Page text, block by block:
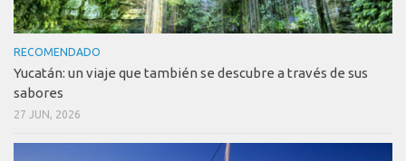
RECOMENDADO
Yucatán: un viaje que también se descubre a través de sus
sabores
27 JUN, 2026